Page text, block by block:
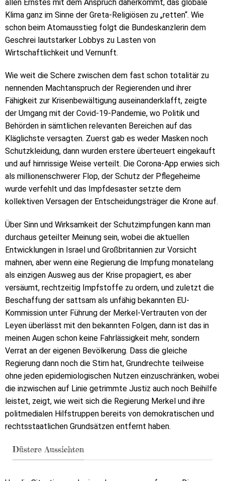
allen Ernstes mit dem Anspruch daherkommt, das globale
Klima ganz im Sinne der Greta-Religiösen zu „retten“. Wie
schon beim Atomausstieg folgt die Bundeskanzlerin dem
Geschrei lautstarker Lobbys zu Lasten von
Wirtschaftlichkeit und Vernunft.
Wie weit die Schere zwischen dem fast schon totalitär zu
nennenden Machtanspruch der Regierenden und ihrer
Fähigkeit zur Krisenbewältigung auseinanderklafft, zeigte
der Umgang mit der Covid-19-Pandemie, wo Politik und
Behörden in sämtlichen relevanten Bereichen auf das
Kläglichste versagten. Zuerst gab es weder Masken noch
Schutzkleidung, dann wurden erstere überteuert eingekauft
und auf hirnrissige Weise verteilt. Die Corona-App erwies sich
als millionenschwerer Flop, der Schutz der Pflegeheime
wurde verfehlt und das Impfdesaster setzte dem
kollektiven Versagen der Entscheidungsträger die Krone auf.
Über Sinn und Wirksamkeit der Schutzimpfungen kann man
durchaus geteilter Meinung sein, wobei die aktuellen
Entwicklungen in Israel und Großbritannien zur Vorsicht
mahnen, aber wenn eine Regierung die Impfung monatelang
als einzigen Ausweg aus der Krise propagiert, es aber
versäumt, rechtzeitig Impfstoffe zu ordern, und zuletzt die
Beschaffung der sattsam als unfähig bekannten EU-
Kommission unter Führung der Merkel-Vertrauten von der
Leyen überlässt mit den bekannten Folgen, dann ist das in
meinen Augen schon keine Fahrlässigkeit mehr, sondern
Verrat an der eigenen Bevölkerung. Dass die gleiche
Regierung dann noch die Stirn hat, Grundrechte teilweise
ohne jeden epidemiologischen Nutzen einzuschränken, wobei
die inzwischen auf Linie getrimmte Justiz auch noch Beihilfe
leistet, zeigt, wie weit sich die Regierung Merkel und ihre
politmedialen Hilfstruppen bereits von demokratischen und
rechtsstaatlichen Grundsätzen entfernt haben.
Düstere Aussichten